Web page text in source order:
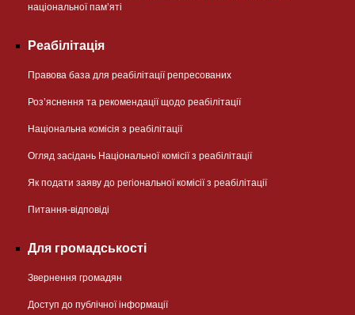
національної памʼяті
Реабілітація
Правова база для реабілітації репресованих
Розʼяснення та рекомендації щодо реабілітації
Національна комісія з реабілітації
Огляд засідань Національної комісії з реабілітації
Як подати заяву до регіональної комісії з реабілітації
Питання-відповіді
Для громадськості
Звернення громадян
Доступ до публічної інформації